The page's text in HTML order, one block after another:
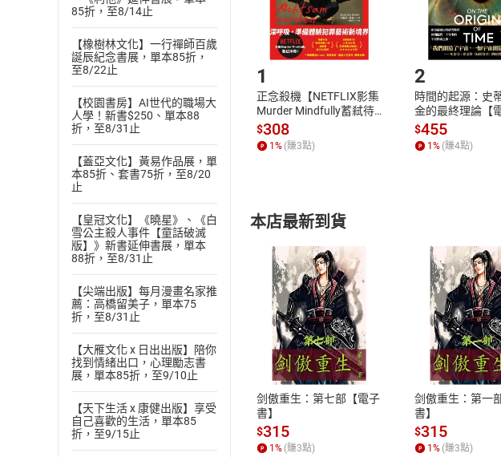
85折，至8/14止
【橡樹林文化】一行禪師百歲
誕辰紀念書展，單本85折，
至8/22止
【校園書房】AI世代的職場大
人學！新書$250、單本88
折，至8/31止
【蓋亞文化】黃易作品展，單
本85折、套書75折，至8/20
止
【皇冠文化】《曉星》、《白
雪公主殺人事件【童話破滅
版】》新書延伸書展，單本
88折，至8/31止
【尖端出版】每月漫畫名家推
薦：高橋留美子，單本75
折，至8/31止
【大雁文化 x 日出出版】陪你
找到情緒出口，心理勵志書
展，單本85折，至9/10止
【天下生活 x 康健出版】享受
自己喜歡的生活，單本85
折，至9/15止
Step1.選擇閱讀載具
付款方式
ATM轉帳、信用卡、LINE PAY、AFTEE
1
正念殺機【NETFLIX影集
Murder Mindfully蓄弒待
發】【電子書】
$308
1 % (賺3點)
2
時間的起源：史
金的最終理論【
$455
1 % (賺4點)
本店最新到貨
剑傲重生：第七部【電子
書】
$315
1 % (賺3點)
剑傲重生：第一
書】
$315
1 % (賺3點)